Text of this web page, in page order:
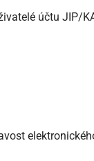
účtu JIP/